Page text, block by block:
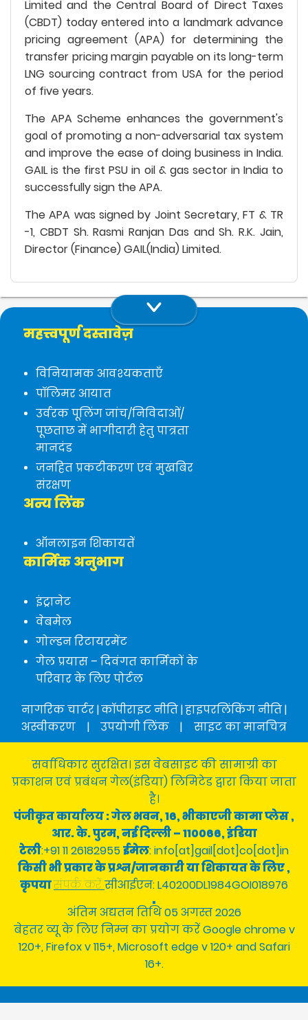
Limited and the Central Board of Direct Taxes
(CBDT) today entered into a landmark advance
pricing agreement (APA) for determining the
transfer pricing margin payable on its long-term
LNG sourcing contract from USA for the period
of five years.
The APA Scheme enhances the government's
goal of promoting a non-adversarial tax system
and improve the ease of doing business in India.
GAIL is the first PSU in oil & gas sector in India to
successfully sign the APA.
The APA was signed by Joint Secretary, FT & TR
-1, CBDT Sh. Rasmi Ranjan Das and Sh. R.K. Jain,
Director (Finance) GAIL(India) Limited.
महत्त्वपूर्ण दस्तावेज़
विनियामक आवश्यकताएँ
पॉलिमर आयात
उर्वरक पूलिंग जांच/निविदाओं/
पूछताछ में भागीदारी हेतु पात्रता
मानदंड
जनहित प्रकटीकरण एवं मुखबिर
संरक्षण
अन्य लिंक
ऑनलाइन शिकायतें
कार्मिक अनुभाग
इंट्रानेट
वेबमेल
गोल्डन रिटायरमेंट
गेल प्रयास – दिवंगत कार्मिकों के
परिवार के लिए पोर्टल
नागरिक चार्टर|कॉपीराइट नीति|हाइपरलिंकिंग नीति|
अस्वीकरण
| उपयोगी लिंक | साइट का मानचित्र
सर्वाधिकार सुरक्षित। इस वेबसाइट की सामाग्री का
प्रकाशन एवं प्रबंधन गेल(इंडिया) लिमिटेड द्वारा किया जाता
है।
पंजीकृत कार्यालय : गेल भवन, 16, भीकाएजी कामा प्लेस ,
आर. के. पुरम, नई दिल्ली – 110066, इंडिया
टेली:+91 11 26182955ईमेल: info[at]gail[dot]co[dot]in
किसी भी प्रकार के प्रश्न/जानकारी या शिकायत के लिए ,
कृपयासंपर्क करेंसीआईएन: L40200DL1984GOI018976
अंतिम अद्यतन तिथि 05 अगस्त 2026
बेहतर व्यू के लिए निम्न का प्रयोग करें Google chrome v
120+, Firefox v 115+, Microsoft edge v 120+ and Safari
16+.